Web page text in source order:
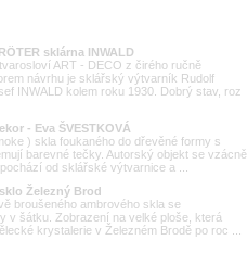
sklárna INWALD
ART - DECO z čirého ručně
návrhu je sklářský výtvarník Rudolf
INWALD kolem roku 1930. Dobrý stav, roz
- Eva ŠVESTKOVÁ
) skla foukaného do dřevěné formy s
barevné tečky. Autorský objekt se vzácně
od sklářské výtvarnice a ...
Železný Brod
broušeného ambrového skla se
v šátku. Zobrazení na velké ploše, která
krystalerie v Železném Brodě po roc ...